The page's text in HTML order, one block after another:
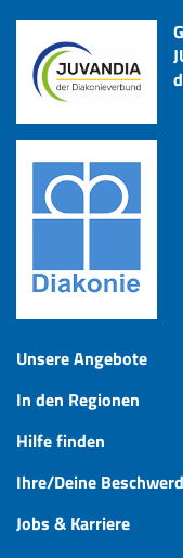
Unsere Angebote
In den Regionen
Hilfe finden
Ihre/Deine
Jobs & Karriere